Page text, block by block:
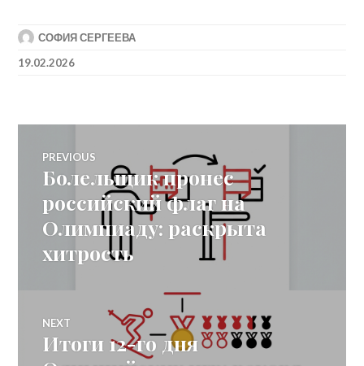
СОФИЯ СЕРГЕЕВА
19.02.2026
Post
navigation
PREVIOUS
Previous
Болельщик пронес
российский флаг на
Олимпиаду: раскрыта
хитрость
NEXT
Next
post:
Итоги 12-го дня